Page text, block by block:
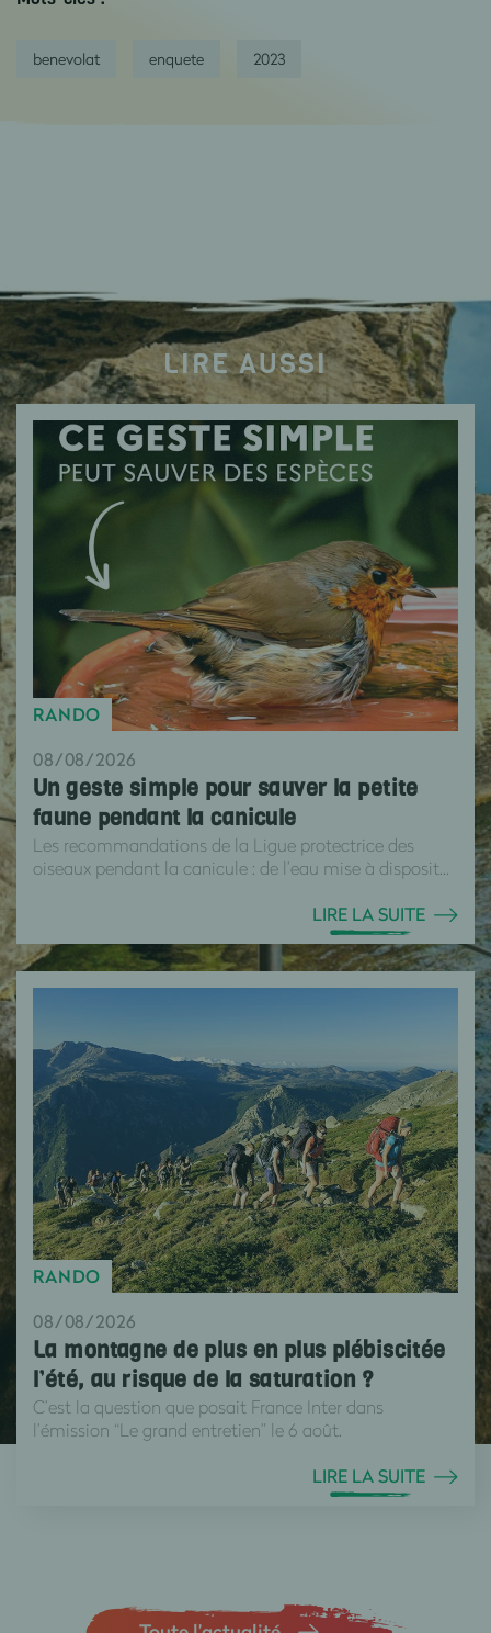
benevolat enquete 2023
LIRE AUSSI
RANDO
08/08/2026
Un geste simple pour sauver la petite
faune pendant la canicule
Les recommandations de la Ligue protectrice des
oiseaux pendant la canicule : de l’eau mise à disposit...
LIRE LA SUITE
RANDO
08/08/2026
La montagne de plus en plus plébiscitée
l’été, au risque de la saturation ?
C’est la question que posait France Inter dans
l’émission “Le grand entretien” le 6 août.
LIRE LA SUITE